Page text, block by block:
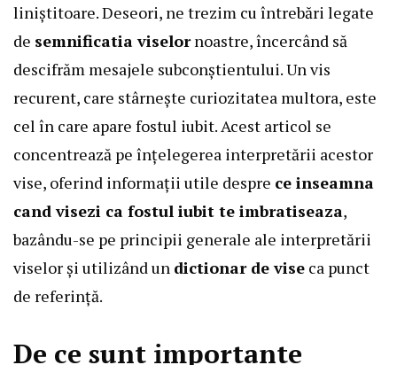
liniștitoare. Deseori, ne trezim cu întrebări legate
de semnificatia viselornoastre, încercând să
descifrăm mesajele subconștientului. Un vis
recurent, care stârnește curiozitatea multora, este
cel în care apare fostul iubit. Acest articol se
concentrează pe înțelegerea interpretării acestor
vise, oferind informații utile despre ce inseamna
cand visezi ca fostul iubit te imbratiseaza,
bazându-se pe principii generale ale interpretării
viselor și utilizând un dictionar de vise ca punct
de referință.
De ce sunt importante